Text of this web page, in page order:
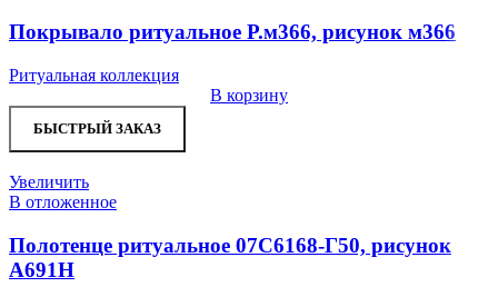
Покрывало ритуальное Р.м366, рисунок м366
Ритуальная коллекция
В корзину
БЫСТРЫЙ ЗАКАЗ
Увеличить
В отложенное
Полотенце ритуальное 07С6168-Г50, рисунок
А691Н